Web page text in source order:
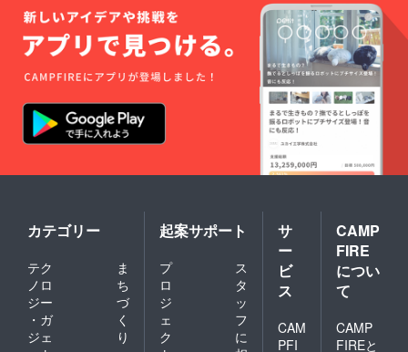
＞支援
時、必
ず備考
欄に掲
載を希
る内容
をご記
入くだ
さい。
金 通常
円 ・月
謝１ヶ
月分 通
15,000
円 →0
カテゴリー
テク
ノロ
ジー
・ガ
ジェ
ま
ち
づ
く
り
起案サポート
プ
ロ
ジ
ェ
ク
ス
タ
ッ
フ
に
サ
ー
ビ
ス
CAM
PFI
CAMP
FIRE
につい
て
CAMP
FIREと